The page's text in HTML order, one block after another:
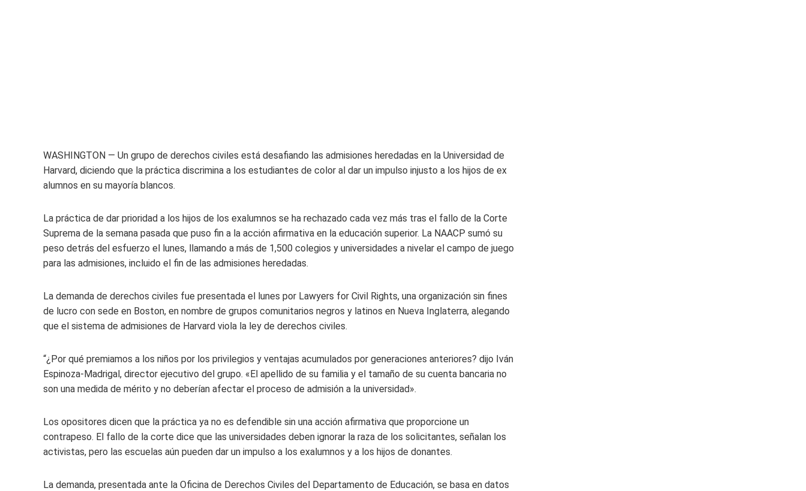
WASHINGTON — Un grupo de derechos civiles está desafiando las admisiones heredadas en la Universidad de
Harvard, diciendo que la práctica discrimina a los estudiantes de color al dar un impulso injusto a los hijos de ex
alumnos en su mayoría blancos.
La práctica de dar prioridad a los hijos de los exalumnos se ha rechazado cada vez más tras el fallo de la Corte
Suprema de la semana pasada que puso fin a la acción afirmativa en la educación superior. La NAACP sumó su
peso detrás del esfuerzo el lunes, llamando a más de 1,500 colegios y universidades a nivelar el campo de juego
para las admisiones, incluido el fin de las admisiones heredadas.
La demanda de derechos civiles fue presentada el lunes por Lawyers for Civil Rights, una organización sin fines
de lucro con sede en Boston, en nombre de grupos comunitarios negros y latinos en Nueva Inglaterra, alegando
que el sistema de admisiones de Harvard viola la ley de derechos civiles.
“¿Por qué premiamos a los niños por los privilegios y ventajas acumulados por generaciones anteriores? dijo Iván
Espinoza-Madrigal, director ejecutivo del grupo. «El apellido de su familia y el tamaño de su cuenta bancaria no
son una medida de mérito y no deberían afectar el proceso de admisión a la universidad».
Los opositores dicen que la práctica ya no es defendible sin una acción afirmativa que proporcione un
contrapeso. El fallo de la corte dice que las universidades deben ignorar la raza de los solicitantes, señalan los
activistas, pero las escuelas aún pueden dar un impulso a los exalumnos y a los hijos de donantes.
La demanda, presentada ante la Oficina de Derechos Civiles del Departamento de Educación, se basa en datos